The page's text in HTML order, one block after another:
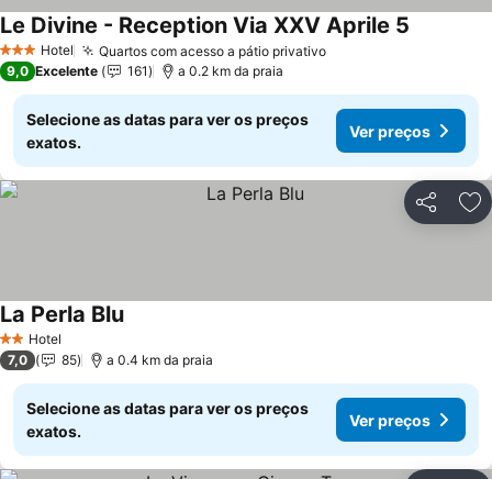
3 EstrelasHotel Quartos com acesso a pátio privativoVer preços
Le Divine - Reception Via XXV Aprile 5
9,0 Excelente 161 a 0.2 km da praia
Selecione as datas para ver os preços
exatos.
Ver preços
Partilhar
2 Estrelas
Hotel
La Perla BluVer preços
7,0 85 a 0.4 km da praia
Selecione as datas para ver os preços
exatos.
Ver preços